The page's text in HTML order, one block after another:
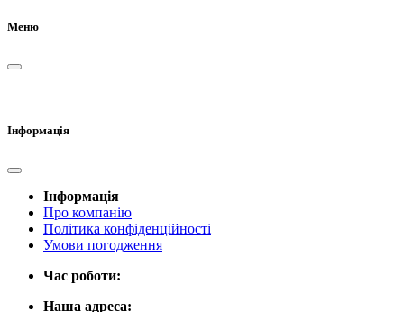
Меню
Інформація
Інформація
Про компанію
Політика конфіденційності
Умови погодження
Час роботи:
Наша адреса: